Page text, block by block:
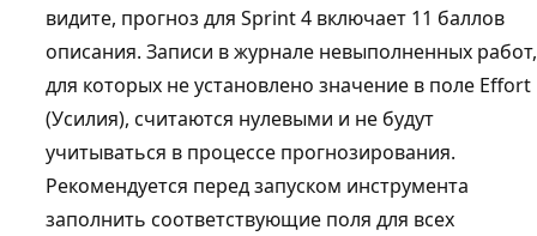
видите, прогноз для Sprint 4 включает 11 баллов
описания. Записи в журнале невыполненных работ,
для которых не установлено значение в поле Effort
(Усилия), считаются нулевыми и не будут
учитываться в процессе прогнозирования.
Рекомендуется перед запуском инструмента
заполнить соответствующие поля для всех